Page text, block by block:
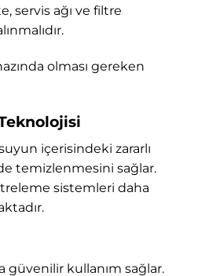
servis ağı ve filtre
olması gereken
içerisindeki zararlı
temizlenmesini sağlar.
sistemleri daha
güvenilir kullanım sağlar.